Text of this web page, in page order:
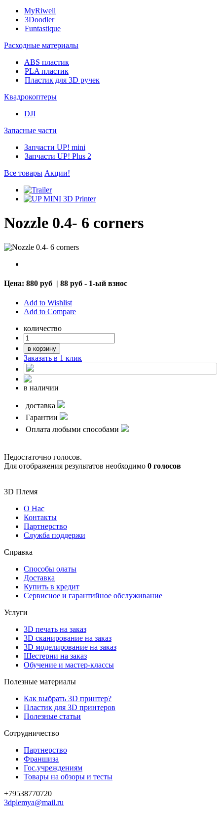
MyRiwell
3Doodler
Funtastique
Расходные материалы
ABS пластик
PLA пластик
Пластик для 3D ручек
Квадрокоптеры
DJI
Запасные части
Запчасти UP! mini
Запчасти UP! Plus 2
Все товары Акции!
Nozzle 0.4- 6 corners
Цена: 880 руб | 88 руб - 1-ый взнос
Add to Wishlist
Add to Compare
количество
в корзину
Заказать в 1 клик
в наличии
доставка
Гарантии
Оплата любыми способами
Недостаточно голосов.
Для отображения результатов необходимо 0 голосов
3D Племя
О Нас
Контакты
Партнерcтво
Служба поддержи
Справка
Способы олаты
Доставка
Купить в кредит
Сервисное и гарантийное обслуживание
Услуги
3D печать на заказ
3D сканирование на заказ
3D моделирование на заказ
Шестерни на заказ
Обучение и мастер-классы
Полезные материалы
Как выбрать 3D принтер?
Пластик для 3D принтеров
Полезные статьи
Сотрудничество
Партнерство
Франшиза
Гос.учреждениям
Товары на обзоры и тесты
+79538770720
3dplemya@mail.ru